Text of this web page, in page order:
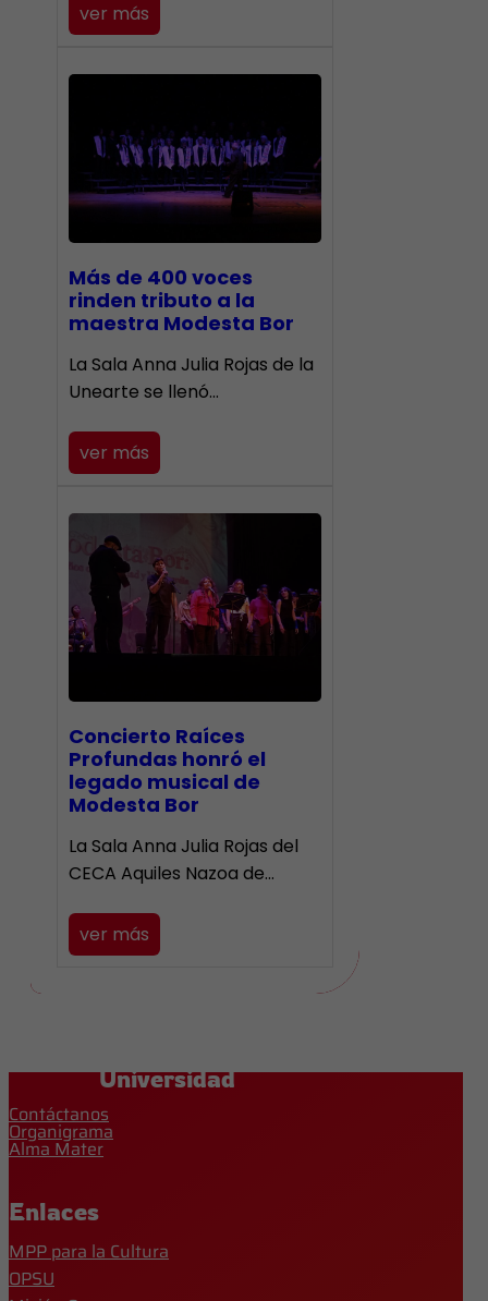
ver más
Más de 400 voces
rinden tributo a la
maestra Modesta Bor
​La Sala Anna Julia Rojas de la
Unearte se llenó…
ver más
​Concierto Raíces
Profundas honró el
legado musical de
Modesta Bor
La Sala Anna Julia Rojas del
CECA Aquiles Nazoa de…
ver más
Universidad
Contáctanos
Organigrama
Alma Mater
Enlaces
MPP para la Cultura
OPSU